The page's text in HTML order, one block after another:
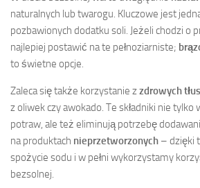
naturalnych lub twarogu. Kluczowe jest
pozbawionych dodatku soli. Jeżeli chodzi o
najlepiej postawić na te pełnoziarniste;
to świetne opcje.
Zaleca się także korzystanie zzdrowych
z oliwek czy awokado. Te składniki nie tylko
potraw, ale też eliminują potrzebę
na produktach nieprzetworzonych – dzięki
spożycie sodu i w pełni wykorzystamy
bezsolnej.